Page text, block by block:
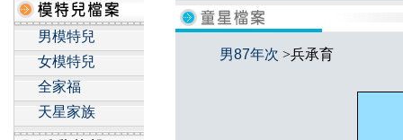
男模特兒
女模特兒
全家福
天星家族
男87年次 >兵承育